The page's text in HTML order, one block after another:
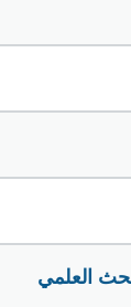
العلمي